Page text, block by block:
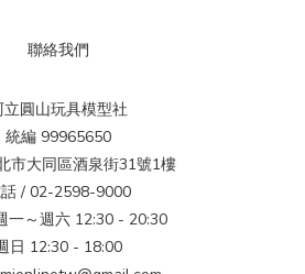
聯絡我們
立圓山玩具模型社
統編 99965650
市大同區酒泉街31號1樓
/ 02-2598-9000
一～週六 12:30 - 20:30
日 12:30 - 18:00